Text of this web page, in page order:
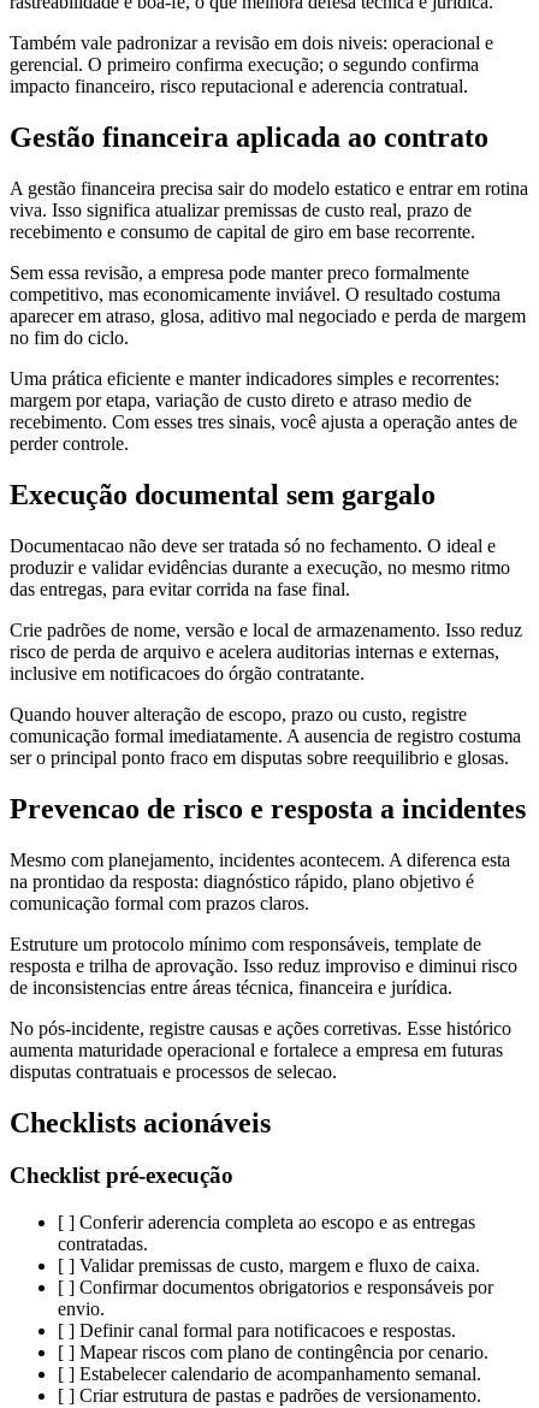
Também vale padronizar a revisão em dois niveis: operacional e
gerencial. O primeiro confirma execução; o segundo confirma
impacto financeiro, risco reputacional e aderencia contratual.
Gestão financeira aplicada ao contrato
A gestão financeira precisa sair do modelo estatico e entrar em rotina
viva. Isso significa atualizar premissas de custo real, prazo de
recebimento e consumo de capital de giro em base recorrente.
Sem essa revisão, a empresa pode manter preco formalmente
competitivo, mas economicamente inviável. O resultado costuma
aparecer em atraso, glosa, aditivo mal negociado e perda de margem
no fim do ciclo.
Uma prática eficiente e manter indicadores simples e recorrentes:
margem por etapa, variação de custo direto e atraso medio de
recebimento. Com esses tres sinais, você ajusta a operação antes de
perder controle.
Execução documental sem gargalo
Documentacao não deve ser tratada só no fechamento. O ideal e
produzir e validar evidências durante a execução, no mesmo ritmo
das entregas, para evitar corrida na fase final.
Crie padrões de nome, versão e local de armazenamento. Isso reduz
risco de perda de arquivo e acelera auditorias internas e externas,
inclusive em notificacoes do órgão contratante.
Quando houver alteração de escopo, prazo ou custo, registre
comunicação formal imediatamente. A ausencia de registro costuma
ser o principal ponto fraco em disputas sobre reequilibrio e glosas.
Prevencao de risco e resposta a incidentes
Mesmo com planejamento, incidentes acontecem. A diferenca esta
na prontidao da resposta: diagnóstico rápido, plano objetivo é
comunicação formal com prazos claros.
Estruture um protocolo mínimo com responsáveis, template de
resposta e trilha de aprovação. Isso reduz improviso e diminui risco
de inconsistencias entre áreas técnica, financeira e jurídica.
No pós-incidente, registre causas e ações corretivas. Esse histórico
aumenta maturidade operacional e fortalece a empresa em futuras
disputas contratuais e processos de selecao.
Checklists acionáveis
Checklist pré-execução
[ ] Conferir aderencia completa ao escopo e as entregas
contratadas.
[ ] Validar premissas de custo, margem e fluxo de caixa.
[ ] Confirmar documentos obrigatorios e responsáveis por
envio.
[ ] Definir canal formal para notificacoes e respostas.
[ ] Mapear riscos com plano de contingência por cenario.
[ ] Estabelecer calendario de acompanhamento semanal.
[ ] Criar estrutura de pastas e padrões de versionamento.